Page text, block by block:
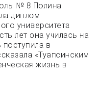
№ 8 Полина
диплом
университета
лет она училась на
в
«Туапсинским
жизнь в